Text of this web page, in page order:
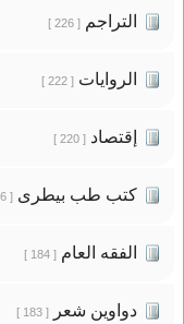
التراجم[ 226 ]
الروايات[ 222 ]
إقتصاد[ 220 ]
كتب طب بيطرى[ 186 ]
الفقه العام[ 184 ]
دواوين شعر[ 183 ]